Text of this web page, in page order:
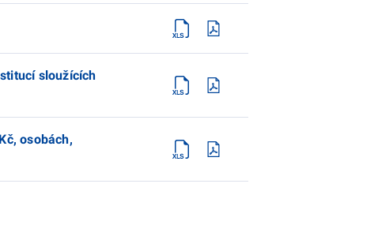
sloužících
osobách,